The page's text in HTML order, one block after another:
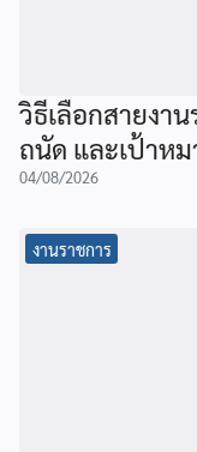
วิธีเลือกสายงา
ถนัด และเป้าห
04/08/2026
งานราชการ